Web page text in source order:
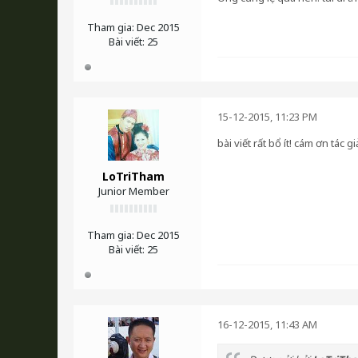
Tham gia: Dec 2015
Bài viết: 25
LoTriTham
Junior Member
Tham gia: Dec 2015
Bài viết: 25
15-12-2015, 11:23 PM
bài viết rất bổ ít! cám ơn tác
16-12-2015, 11:43 AM